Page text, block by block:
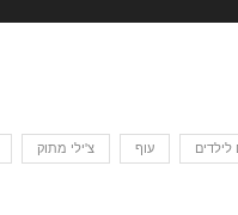
לילדים עוף צ'ילי מתוק